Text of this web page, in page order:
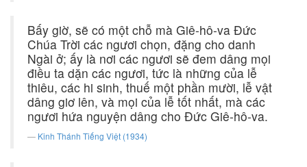
Bấy giờ, sẽ có một chỗ mà Giê-hô-va Ðức
Chúa Trời các ngươi chọn, đặng cho danh
Ngài ở; ấy là nơi các ngươi sẽ đem dâng mọi
điều ta dặn các ngươi, tức là những của lễ
thiêu, các hi sinh, thuế một phần mười, lễ vật
dâng giơ lên, và mọi của lễ tốt nhất, mà các
ngươi hứa nguyện dâng cho Ðức Giê-hô-va.
Kinh Thánh Tiếng Việt (1934)